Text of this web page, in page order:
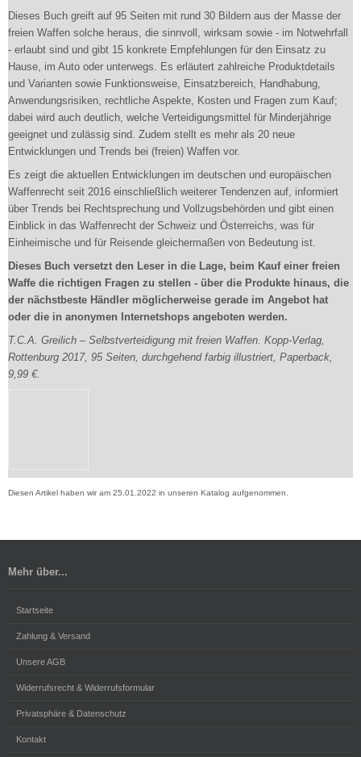
Dieses Buch greift auf 95 Seiten mit rund 30 Bildern aus der Masse der
freien Waffen solche heraus, die sinnvoll, wirksam sowie - im Notwehrfall
- erlaubt sind und gibt 15 konkrete Empfehlungen für den Einsatz zu
Hause, im Auto oder unterwegs. Es erläutert zahlreiche Produktdetails
und Varianten sowie Funktionsweise, Einsatzbereich, Handhabung,
Anwendungsrisiken, rechtliche Aspekte, Kosten und Fragen zum Kauf;
dabei wird auch deutlich, welche Verteidigungsmittel für Minderjährige
geeignet und zulässig sind. Zudem stellt es mehr als 20 neue
Entwicklungen und Trends bei (freien) Waffen vor.
Es zeigt die aktuellen Entwicklungen im deutschen und europäischen
Waffenrecht seit 2016 einschließlich weiterer Tendenzen auf, informiert
über Trends bei Rechtsprechung und Vollzugsbehörden und gibt einen
Einblick in das Waffenrecht der Schweiz und Österreichs, was für
Einheimische und für Reisende gleichermaßen von Bedeutung ist.
Dieses Buch versetzt den Leser in die Lage, beim Kauf einer freien
Waffe die richtigen Fragen zu stellen - über die Produkte hinaus, die
der nächstbeste Händler möglicherweise gerade im Angebot hat
oder die in anonymen Internetshops angeboten werden.
T.C.A. Greilich – Selbstverteidigung mit freien Waffen. Kopp-Verlag,
Rottenburg 2017, 95 Seiten, durchgehend farbig illustriert, Paperback,
9,99 €.
Diesen Artikel haben wir am 25.01.2022 in unseren Katalog aufgenommen.
Mehr über...
Startseite
Zahlung & Versand
Unsere AGB
Widerrufsrecht & Widerrufsformular
Privatsphäre & Datenschutz
Kontakt